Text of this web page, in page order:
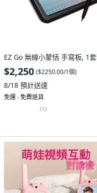
EZ Go 無線小蒙恬 手寫板, 1套
$2,250 ($2250.00/1個)
8/18 預計送達
免運 ∙ 免費退貨
(1)